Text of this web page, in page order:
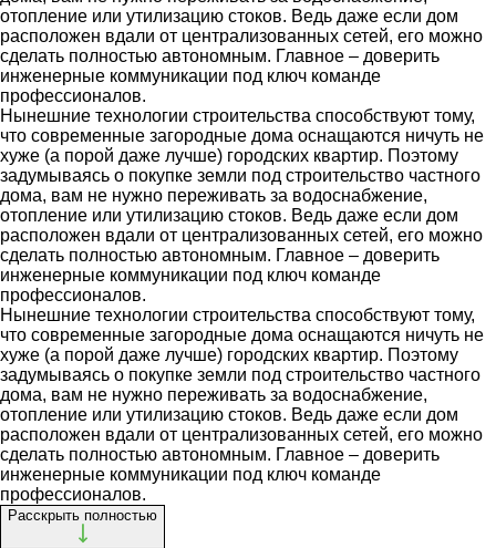
отопление или утилизацию стоков. Ведь даже если дом
расположен вдали от централизованных сетей, его можно
сделать полностью автономным. Главное – доверить
инженерные коммуникации под ключ команде
профессионалов.
Нынешние технологии строительства способствуют тому,
что современные загородные дома оснащаются ничуть не
хуже (а порой даже лучше) городских квартир. Поэтому
задумываясь о покупке земли под строительство частного
дома, вам не нужно переживать за водоснабжение,
отопление или утилизацию стоков. Ведь даже если дом
расположен вдали от централизованных сетей, его можно
сделать полностью автономным. Главное – доверить
инженерные коммуникации под ключ команде
профессионалов.
Нынешние технологии строительства способствуют тому,
что современные загородные дома оснащаются ничуть не
хуже (а порой даже лучше) городских квартир. Поэтому
задумываясь о покупке земли под строительство частного
дома, вам не нужно переживать за водоснабжение,
отопление или утилизацию стоков. Ведь даже если дом
расположен вдали от централизованных сетей, его можно
сделать полностью автономным. Главное – доверить
инженерные коммуникации под ключ команде
профессионалов.
Расскрыть полностью